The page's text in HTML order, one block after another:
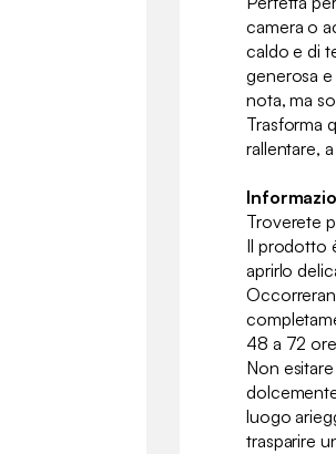
camera o
caldo e di
generosa
nota, ma
Trasforma
rallentare,
Troverete
Il prodotto
aprirlo
48 a 72
Non
luogo
trasparire